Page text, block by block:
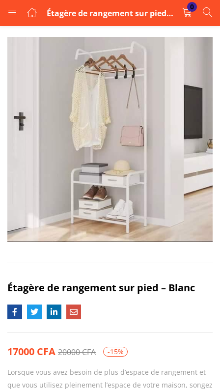
Étagère de rangement sur pied – Blanc
0
LOGIN
Enter your username and password to login.
Login
Lost password?
Étagère de rangement sur pied – Blanc
17000 CFA 20000CFA -15%
Lorsque vous avez besoin de plus d’espace de rangement et
que vous utilisez pleinement l’espace de votre maison, songez